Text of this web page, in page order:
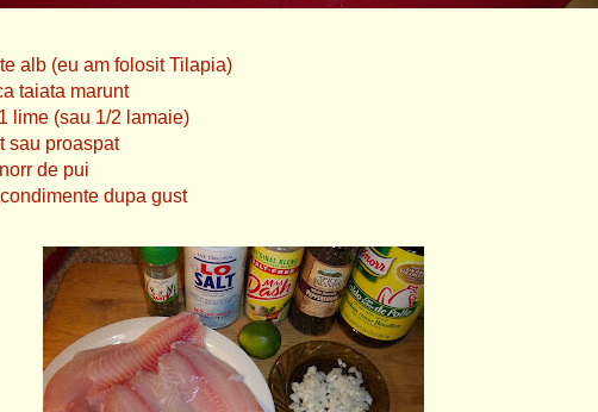
alb (eu am folosit Tilapia)
marunt
(sau 1/2 lamaie)
proaspat
de pui
dupa gust